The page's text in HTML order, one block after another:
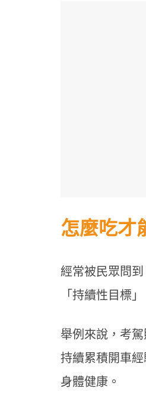
怎麼吃才
經常被民眾問
「持續性目標
舉例來說，考
持續累積開車
身體健康。